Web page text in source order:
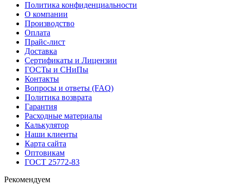
Политика конфиденциальности
О компании
Производство
Оплата
Прайс-лист
Доставка
Сертификаты и Лицензии
ГОСТы и СНиПы
Контакты
Вопросы и ответы (FAQ)
Политика возврата
Гарантия
Расходные материалы
Калькулятор
Наши клиенты
Карта сайта
Оптовикам
ГОСТ 25772-83
Рекомендуем